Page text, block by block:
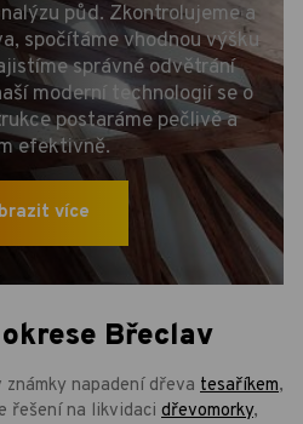
půd. Zkontrolujeme a
spočítáme vhodnou výšku
správné odvětrání
moderní technologií se o
postaráme pečlivě a
efektivně.
více
Břeclav
napadení dřeva tesaříkem,
řešení na likvidaci dřevomorky,